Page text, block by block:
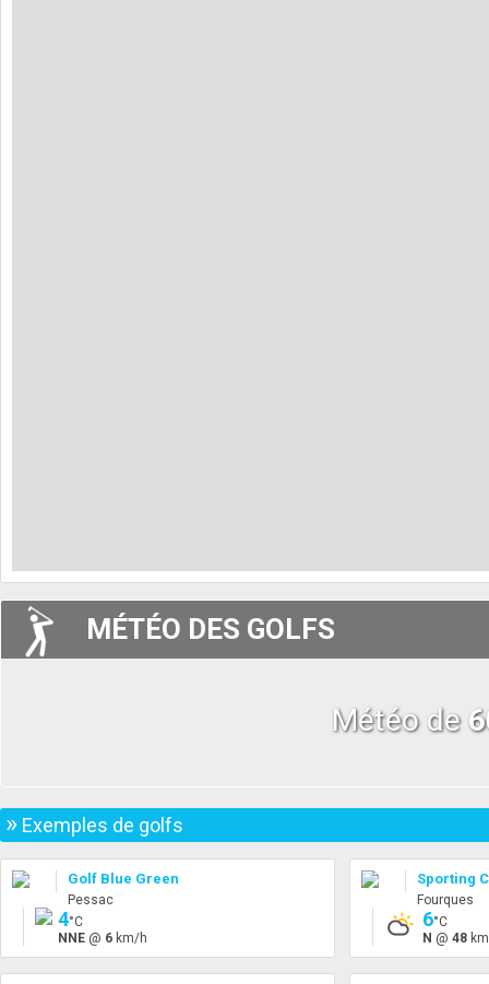
MÉTÉO DES GOLFS
Météo de
» Exemples de golfs
Golf Blue Green
Pessac
4°C
NNE @ 6 km/h
Sporting
Fourques
6°C
N @ 48